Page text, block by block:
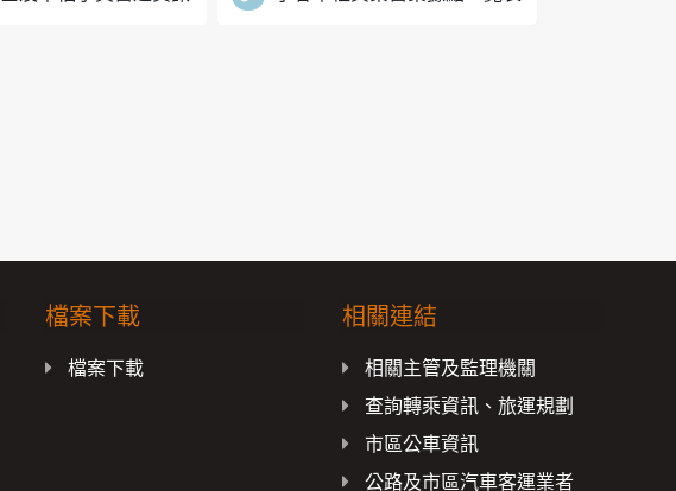
檔案下載
檔案下載
相關連結
相關主管及監理機關
查詢轉乘資訊、旅運規劃
市區公車資訊
公路及市區汽車客運業者